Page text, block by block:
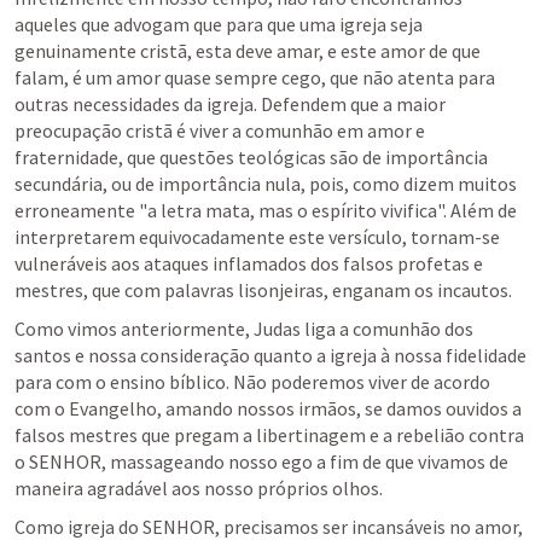
aqueles que advogam que para que uma igreja seja
genuinamente cristã, esta deve amar, e este amor de que
falam, é um amor quase sempre cego, que não atenta para
outras necessidades da igreja. Defendem que a maior
preocupação cristã é viver a comunhão em amor e
fraternidade, que questões teológicas são de importância
secundária, ou de importância nula, pois, como dizem muitos
erroneamente "a letra mata, mas o espírito vivifica". Além de
interpretarem equivocadamente este versículo, tornam-se
vulneráveis aos ataques inflamados dos falsos profetas e
mestres, que com palavras lisonjeiras, enganam os incautos.
Como vimos anteriormente, Judas liga a comunhão dos
santos e nossa consideração quanto a igreja à nossa fidelidade
para com o ensino bíblico. Não poderemos viver de acordo
com o Evangelho, amando nossos irmãos, se damos ouvidos a
falsos mestres que pregam a libertinagem e a rebelião contra
o SENHOR, massageando nosso ego a fim de que vivamos de
maneira agradável aos nosso próprios olhos.
Como igreja do SENHOR, precisamos ser incansáveis no amor,